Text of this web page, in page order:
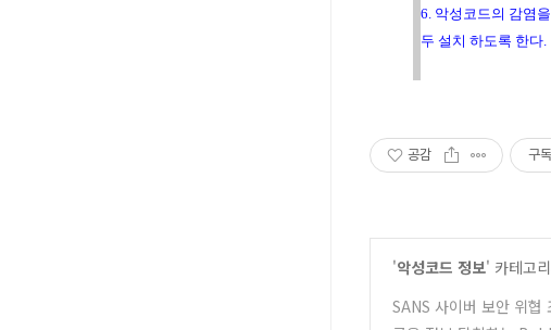
6. 악성코드의 감염
두 설치 하도록 한다.
공감 구
'악성코드 정보' 카테고
SANS 사이버 보안 위협